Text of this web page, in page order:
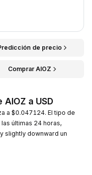
de precio
Comprar AIOZ
a USD
a $0.047124. El tipo de
últimas 24 horas,
slightly downward un